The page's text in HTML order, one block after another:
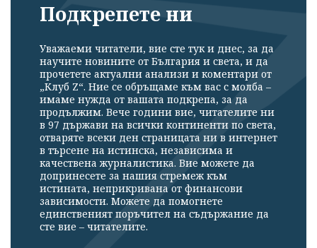
Подкрепете ни
Уважаеми читатели, вие сте тук и днес, за да
научите новините от България и света, и да
прочетете актуални анализи и коментари от
„Клуб Z“. Ние се обръщаме към вас с молба –
имаме нужда от вашата подкрепа, за да
продължим. Вече години вие, читателите ни
в 97 държави на всички континенти по света,
отваряте всеки ден страницата ни в интернет
в търсене на истинска, независима и
качествена журналистика. Вие можете да
допринесете за нашия стремеж към
истината, неприкривана от финансови
зависимости. Можете да помогнете
единственият поръчител на съдържание да
сте вие – читателите.